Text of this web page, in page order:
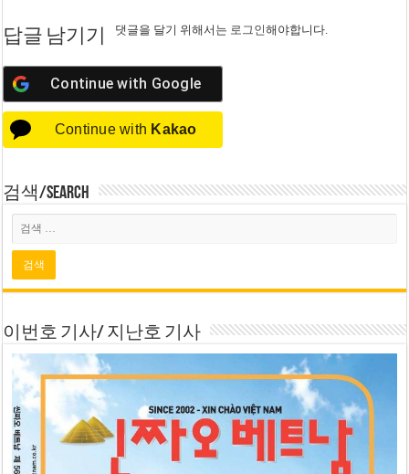
답글 남기기 댓글을 달기 위해서는 로그인해야합니다.
Continue with Google
Continue with Kakao
검색/Search
이번호 기사/ 지난호 기사